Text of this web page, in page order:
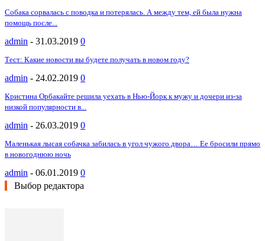
Собака сорвалась с поводка и потерялась. А между тем, ей была нужна
помощь после...
admin - 31.03.2019 0
Тест: Какие новости вы будете получать в новом году?
admin - 24.02.2019 0
Кристина Орбакайте решила уехать в Нью-Йорк к мужу и дочери из-за
низкой популярности в...
admin - 26.03.2019 0
Маленькая лысая собачка забилась в угол чужого двора… Ее бросили прямо
в новогоднюю ночь
admin - 06.01.2019 0
Выбор редактора